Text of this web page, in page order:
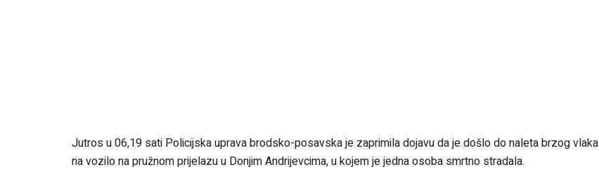
Jutros u 06,19 sati Policijska uprava brodsko-posavska je zaprimila dojavu da je došlo do naleta brzog vlaka
na vozilo na pružnom prijelazu u Donjim Andrijevcima, u kojem je jedna osoba smrtno stradala.